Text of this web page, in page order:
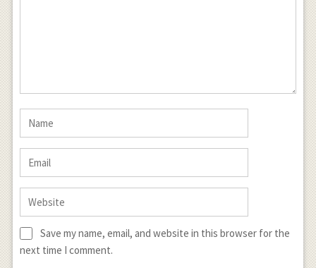
Save my name, email, and website in this browser for the
next time I comment.